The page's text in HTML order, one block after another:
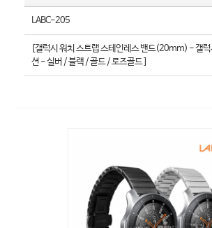
LABC-205
[갤럭시 워치 스트랩 스테인레스 밴드(20mm) - 갤
션 - 실버 / 블랙 / 골드 / 로즈골드 ]